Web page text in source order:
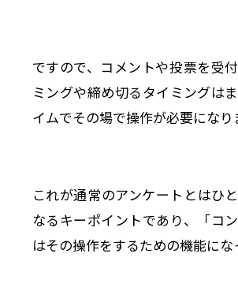
ですので、コメントや投票を受
ミングや締め切るタイミングは
イムでその場で操作が必要になり
これが通常のアンケートとはひ
なるキーポイントであり、「コン
はその操作をするための機能にな